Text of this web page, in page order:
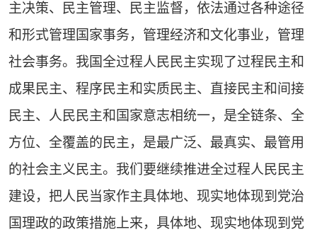
主决策、民主管理、民主监督，依法通过各种途径
和形式管理国家事务，管理经济和文化事业，管理
社会事务。我国全过程人民民主实现了过程民主和
成果民主、程序民主和实质民主、直接民主和间接
民主、人民民主和国家意志相统一，是全链条、全
方位、全覆盖的民主，是最广泛、最真实、最管用
的社会主义民主。我们要继续推进全过程人民民主
建设，把人民当家作主具体地、现实地体现到党治
国理政的政策措施上来，具体地、现实地体现到党